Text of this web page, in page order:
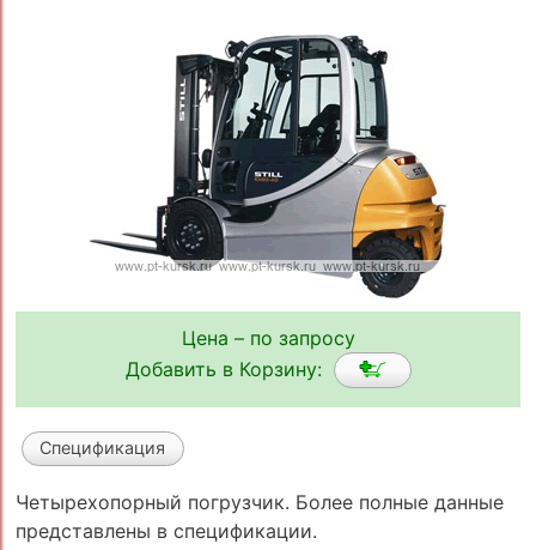
Цена – по запросу
Добавить в Корзину:
Спецификация
Четырехопорный погрузчик. Более полные данные
представлены в спецификации.